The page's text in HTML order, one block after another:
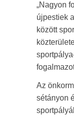
„Nagyon
újpestiek
között
Az
sétányon